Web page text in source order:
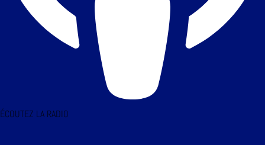
ÉCOUTEZ LA RADIO